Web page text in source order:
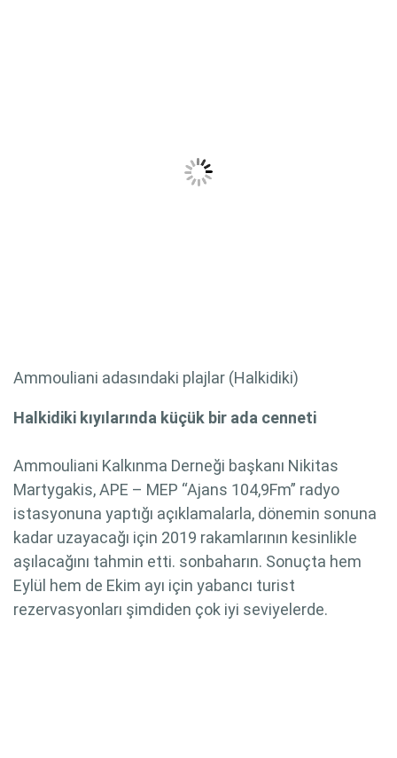
Ammouliani adasındaki plajlar (Halkidiki)
Halkidiki kıyılarında küçük bir ada cenneti
Ammouliani Kalkınma Derneği başkanı Nikitas
Martygakis, APE – MEP “Ajans 104,9Fm” radyo
istasyonuna yaptığı açıklamalarla, dönemin sonuna
kadar uzayacağı için 2019 rakamlarının kesinlikle
aşılacağını tahmin etti. sonbaharın. Sonuçta hem
Eylül hem de Ekim ayı için yabancı turist
rezervasyonları şimdiden çok iyi seviyelerde.